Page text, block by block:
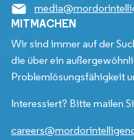
MITMACHEN
Wir sind immer auf der
die über ein
Problemlösungsfähigkeit
Interessiert? Bitte mailen